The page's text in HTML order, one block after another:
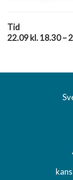
Tid
22.09 kl. 18.30 –